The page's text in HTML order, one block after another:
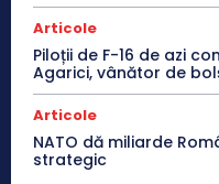
Articole
Piloții de F-16 de azi
Agarici, vânător de
Articole
NATO dă miliarde
strategic